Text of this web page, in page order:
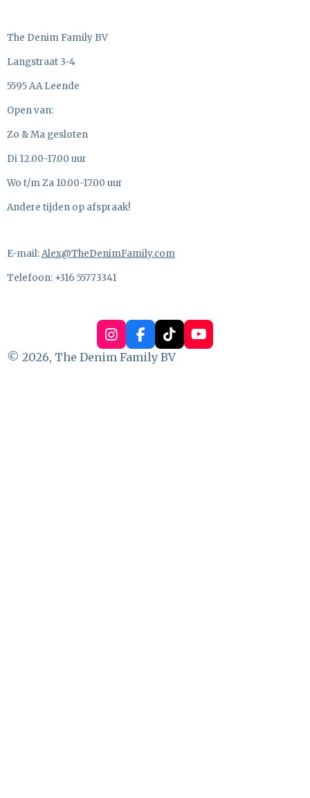
The Denim Family BV
Langstraat 3-4
5595 AA Leende
Open van:
Zo & Ma gesloten
Di 12.00-17.00 uur
Wo t/m Za 10.00-17.00 uur
Andere tijden op afspraak!
E-mail:Alex@TheDenimFamily.com
Telefoon: +316 55773341
I
n
s
F
a
c
T
i
k
Y
o
© 2026, The Denim Family BV